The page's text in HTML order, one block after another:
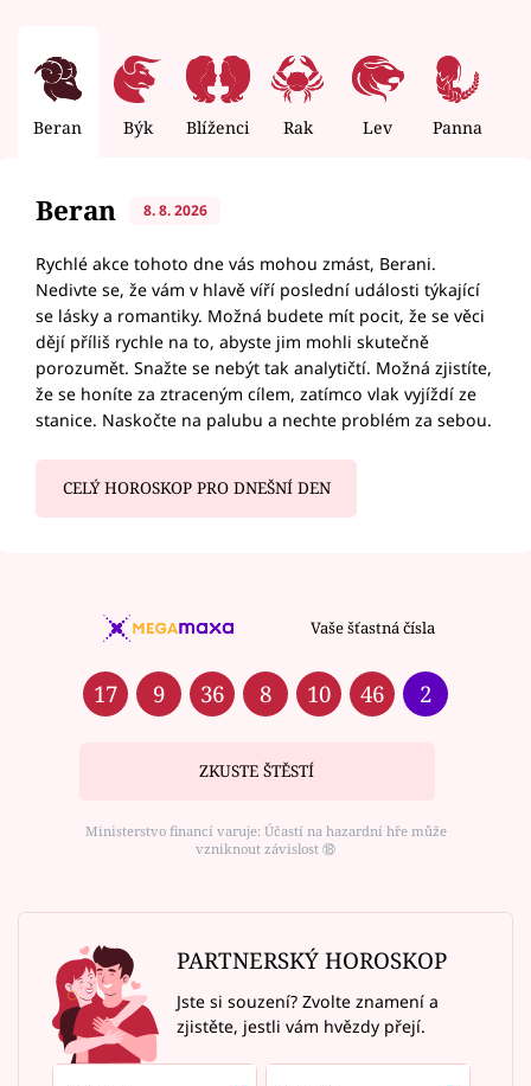
Beran Býk Blíženci Rak Lev Panna
Beran 8. 8. 2026
Rychlé akce tohoto dne vás mohou zmást, Berani.
Nedivte se, že vám v hlavě víří poslední události týkající
se lásky a romantiky. Možná budete mít pocit, že se věci
dějí příliš rychle na to, abyste jim mohli skutečně
porozumět. Snažte se nebýt tak analytičtí. Možná zjistíte,
že se honíte za ztraceným cílem, zatímco vlak vyjíždí ze
stanice. Naskočte na palubu a nechte problém za sebou.
CELÝ HOROSKOP PRO DNEŠNÍ DEN
Vaše šťastná čísla
17 9 36 8 10 46 2
ZKUSTE ŠTĚSTÍ
Ministerstvo financí varuje: Účastí na hazardní hře může
vzniknout závislost ⑱
PARTNERSKÝ HOROSKOP
Jste si souzení? Zvolte znamení a
zjistěte, jestli vám hvězdy přejí.